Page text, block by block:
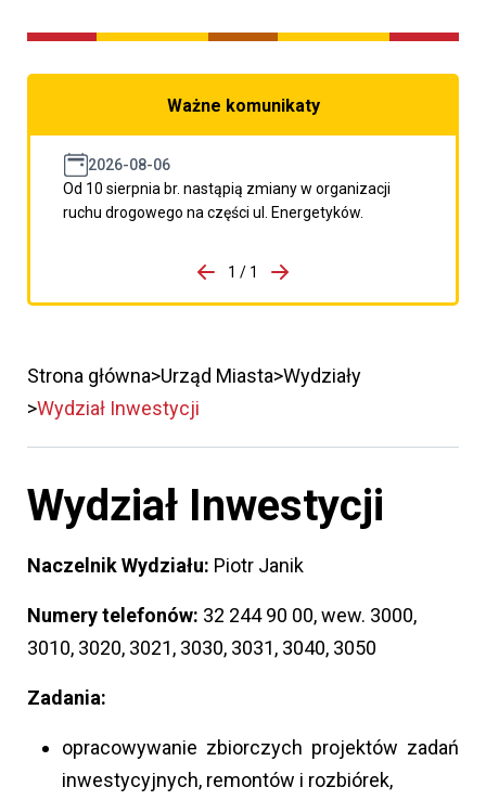
Ważne komunikaty
2026-08-06
Od 10 sierpnia br. nastąpią zmiany w organizacji
ruchu drogowego na części ul. Energetyków.
porzpedniego komunikatu
1 / 1
Przejdź do następnego
Strona główna Urząd Miasta Wydziały
Wydział Inwestycji
Wydział Inwestycji
Naczelnik Wydziału: Piotr Janik
Numery telefonów: 32 244 90 00, wew. 3000,
3010, 3020, 3021, 3030, 3031, 3040, 3050
Zadania:
opracowywanie zbiorczych projektów zadań
inwestycyjnych, remontów i rozbiórek,